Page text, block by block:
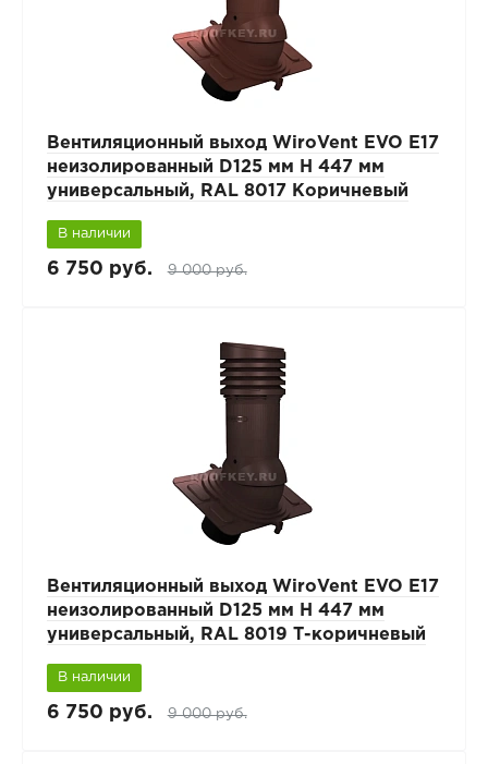
Вентиляционный выход WiroVent EVO E17
неизолированный D125 мм Н 447 мм
универсальный, RAL 8017 Коричневый
В наличии
6 750 руб. 9 000 руб.
Вентиляционный выход WiroVent EVO E17
неизолированный D125 мм Н 447 мм
универсальный, RAL 8019 Т-коричневый
В наличии
6 750 руб. 9 000 руб.